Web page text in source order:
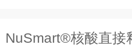
NuSmart®核酸直接释放